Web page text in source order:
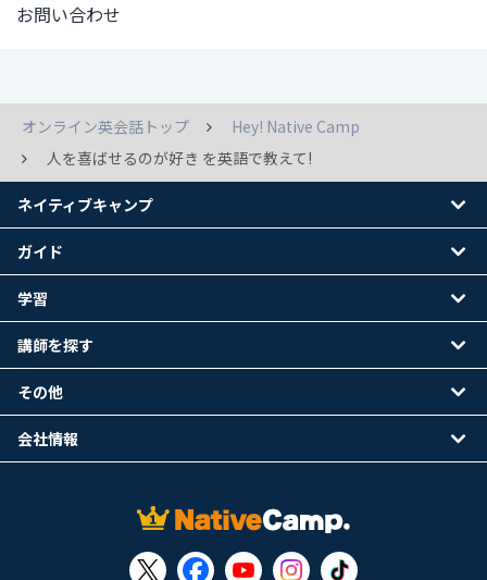
お問い合わせ
オンライン英会話トップ
Hey! Native Camp
人を喜ばせるのが好き を英語で教えて!
ネイティブキャンプ
ガイド
学習
講師を探す
その他
会社情報